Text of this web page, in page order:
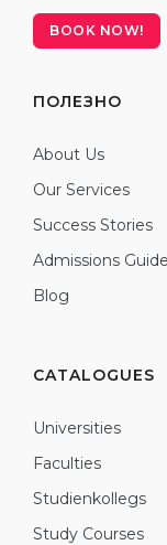
BOOK NOW!
ПОЛЕЗНО
About Us
Our Services
Success Stories
Admissions Guide
Blog
CATALOGUES
Universities
Faculties
Studienkollegs
Study Courses